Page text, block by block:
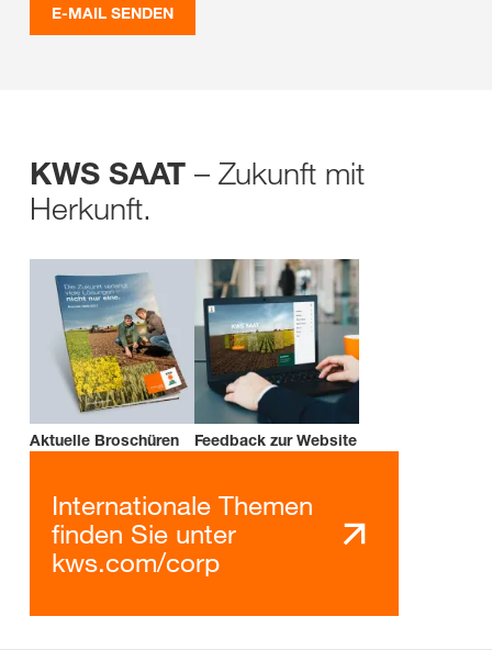
E-MAIL SENDEN
KWS SAAT – Zukunft mit
Herkunft.
Aktuelle Broschüren Feedback zur Website
Internationale Themen
finden Sie unter
kws.com/corp